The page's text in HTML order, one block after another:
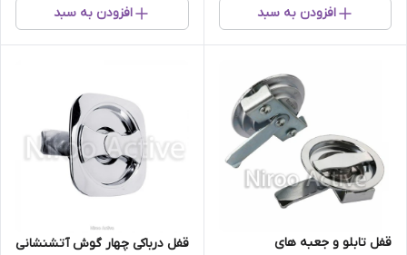
افزودن به سبد افزودن به سبد
قفل تابلو و جعبه های
قفل درباکی چهار گوش آتشنشانی